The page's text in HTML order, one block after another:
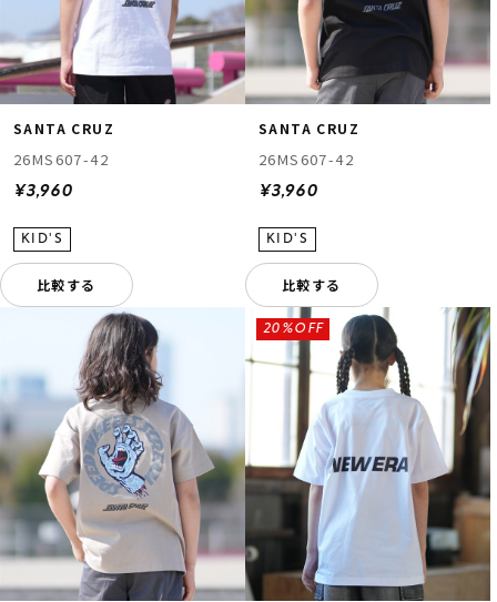
SANTA CRUZ
26MS607-42
¥3,960
比較する
SANTA CRUZ
26MS607-42
¥3,960
比較する
20%OFF